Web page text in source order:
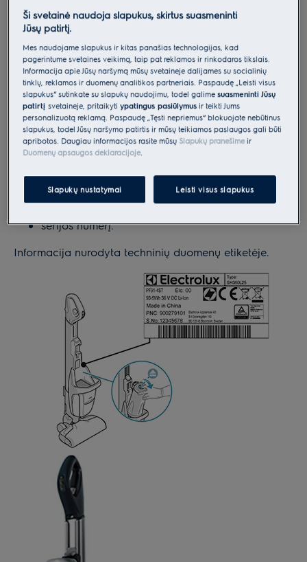
Pasitikrinkite savo prietaiso modelį, gaminio (PNC) ir
serijos (SN) numerius. Juos rasite gaminio etiketėje, už
siurblio ciklono bloko.
Kreipdamiesi į „Electrolux“ įgaliotąjį techninės
priežiūros centrą, būkite pasiruošę pateikti šią
modelio numerį;
serijos numerį.
Informacija nurodyta techninių duomenų etiketėje.
Ši svetainė naudoja slapukus, skirtus suasmeninti
Jūsų patirtį.
Mes naudojame slapukus ir kitas panašias technologijas, kad
pagerintume svetainės veikimą, taip pat reklamos ir rinkodaros tikslais.
Informacija apie Jūsų naršymą mūsų svetainėje dalijamės su socialinių
tinklų, reklamos ir duomenų analitikos partneriais. Paspaudę „Leisti visus
slapukus“ sutinkate su slapukų naudojimu, todėl galimesuasmeninti Jūsų
patirtįsvetainėje, pritaikytiypatingus pasiūlymus ir teikti Jums
personalizuotą reklamą. Paspaudę „Tęsti nepriėmus“ blokuojate nebūtinus
slapukus, todėl Jūsų naršymo patirtis ir mūsų teikiamos paslaugos gali būti
apribotos. Daugiau informacijos rasite mūsų Slapukų pranešimeir
Duomenų apsaugos deklaracijoje.
Slapukų nustatymai Leisti visus slapukus